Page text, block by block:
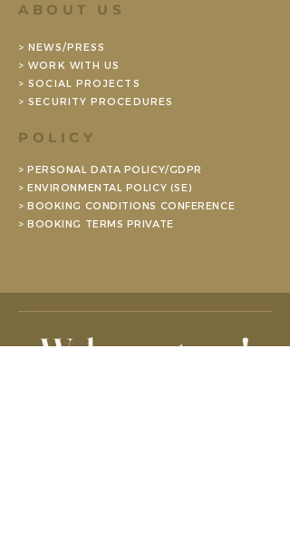
ABOUT US
> NEWS/PRESS
> WORK WITH US
> SOCIAL PROJECTS
> SECURITY PROCEDURES
POLICY
> PERSONAL DATA POLICY/GDPR
> ENVIRONMENTAL POLICY (SE)
> BOOKING CONDITIONS CONFERENCE
> BOOKING TERMS PRIVATE
Welcome to us!